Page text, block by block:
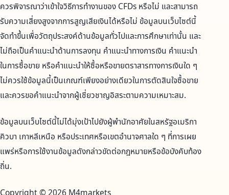
ควรพิจารณาว่าเข้าใจวิธีการทำงานของ CFDs หรือไม่ และสามารถ
รับความเสี่ยงสูงจากการสูญเสียเงินได้หรือไม่ ข้อมูลบนเว็บไซต์นี้
จัดทำขึ้นเพื่อวัตถุประสงค์ด้านข้อมูลทั่วไปและการศึกษาเท่านั้น และ
ไม่ถือเป็นคำแนะนำด้านการลงทุน คำแนะนำทางการเงิน คำแนะนำ
ในการซื้อขาย หรือคำแนะนำให้ซื้อหรือขายตราสารทางการเงินใด ๆ
ไม่ควรใช้ข้อมูลนี้เป็นเกณฑ์เพียงอย่างเดียวในการตัดสินใจซื้อขาย
และควรขอคำแนะนำจากผู้เชี่ยวชาญอิสระตามความเหมาะสม.
ข้อมูลบนเว็บไซต์นี้ไม่ได้มุ่งเป้าไปยังผู้พำนักอาศัยในสหรัฐอเมริกา
คิวบา เกาหลีเหนือ หรือประเทศหรือเขตอำนาจศาลใด ๆ ที่การเผย
แพร่หรือการใช้งานข้อมูลดังกล่าวขัดต่อกฎหมายหรือข้อบังคับท้อง
ถิ่น.